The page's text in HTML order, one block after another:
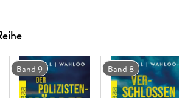
der weltberühmten Serie um den
Martin Beck. In neuer Übersetzung
von Arne Dahl (
Band 9 Band 8